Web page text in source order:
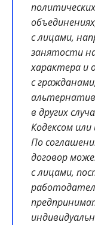
с лицами,
занятости
характера и
с
в других
Кодексом
По
договор
с лицами,